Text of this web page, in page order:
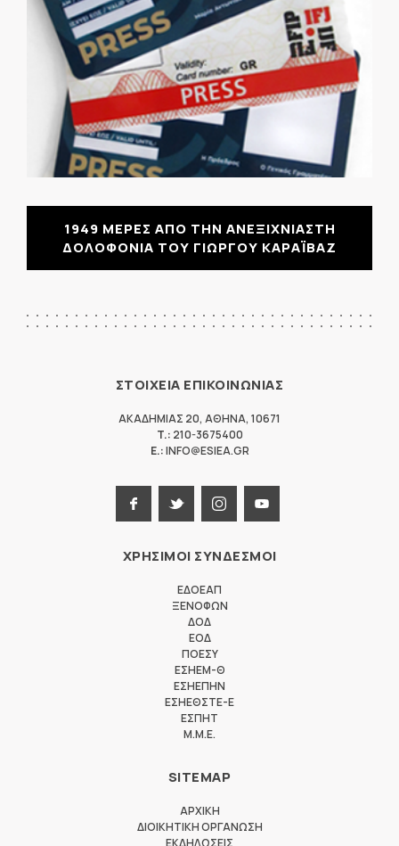
1949 ΜΕΡΕΣ ΑΠΟ ΤΗΝ ΑΝΕΞΙΧΝΙΑΣΤΗ
ΔΟΛΟΦΟΝΙΑ ΤΟΥ ΓΙΩΡΓΟΥ ΚΑΡΑΪΒΑΖ
ΣΤΟΙΧΕΙΑ ΕΠΙΚΟΙΝΩΝΙΑΣ
ΑΚΑΔΗΜΙΑΣ 20, ΑΘΗΝΑ, 10671
T.: 210-3675400
E.:INFO@ESIEA.GR
ΧΡΗΣΙΜΟΙ ΣΥΝΔΕΣΜΟΙ
ΕΔΟΕΑΠ
ΞΕΝΟΦΩΝ
ΔΟΔ
ΕΟΔ
ΠΟΕΣΥ
ΕΣΗΕΜ-Θ
ΕΣΗΕΠΗΝ
ΕΣΗΕΘΣΤΕ-Ε
ΕΣΠΗΤ
M.M.E.
SITEMAP
ΑΡΧΙΚΗ
ΔΙΟΙΚΗΤΙΚΗ ΟΡΓΑΝΩΣΗ